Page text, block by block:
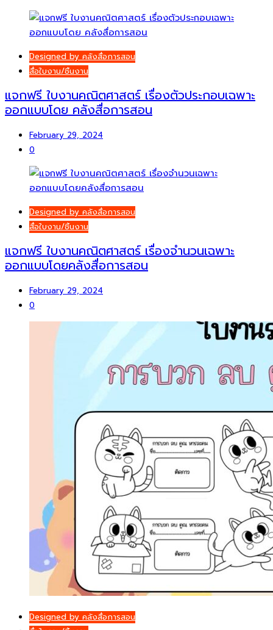
Designed by คลังสื่อการสอน
สื่อใบงาน/ชิ้นงาน
แจกฟรี ใบงานคณิตศาสตร์ เรื่องตัวประกอบเฉพาะ
ออกแบบโดย คลังสื่อการสอน
February 29, 2024
0
Designed by คลังสื่อการสอน
สื่อใบงาน/ชิ้นงาน
แจกฟรี ใบงานคณิตศาสตร์ เรื่องจำนวนเฉพาะ
ออกแบบโดยคลังสื่อการสอน
February 29, 2024
0
Designed by คลังสื่อการสอน